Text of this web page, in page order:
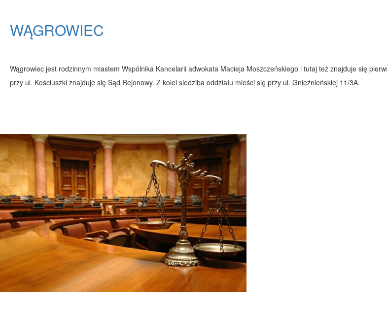
WĄGROWIEC
Wągrowiec jest rodzinnym miastem Wspólnika Kancelarii adwokata Macieja Moszczeńskiego i tutaj też znajduje się
przy ul. Kościuszki znajduje się Sąd Rejonowy. Z kolei siedziba oddziału mieści się przy ul. Gnieźnieńskiej 11/3A.